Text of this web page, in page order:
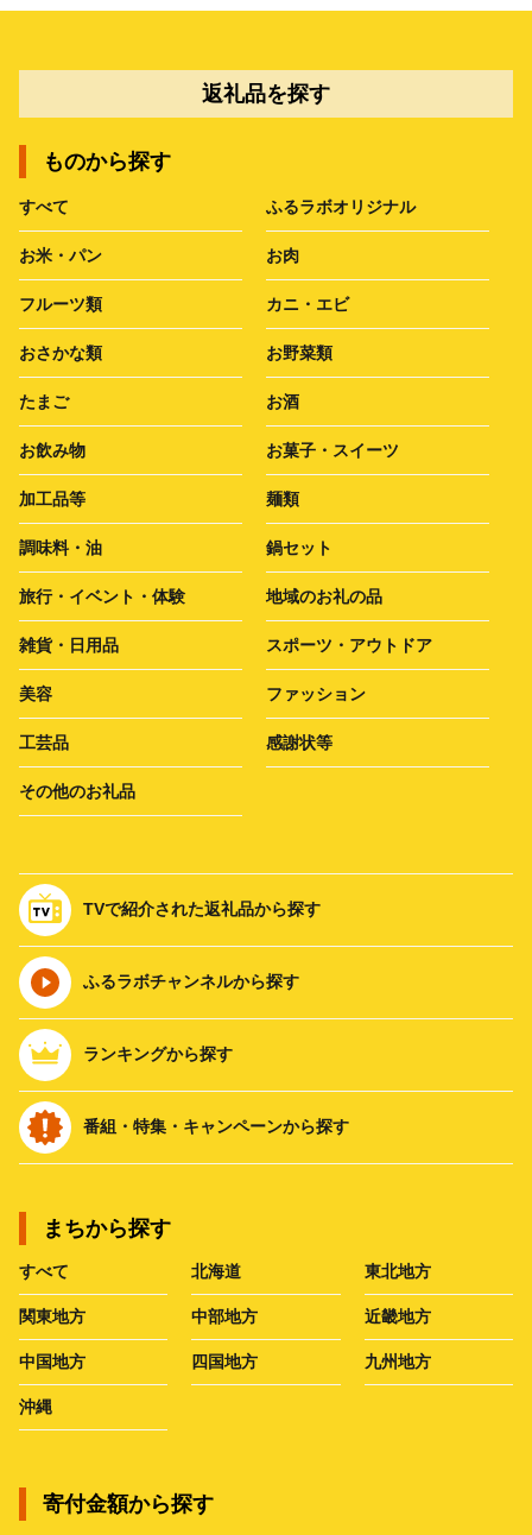
返礼品を探す
ものから探す
すべて ふるラボオリジナル
お米・パン お肉
フルーツ類 カニ・エビ
おさかな類 お野菜類
たまご お酒
お飲み物 お菓子・スイーツ
加工品等 麺類
調味料・油 鍋セット
旅行・イベント・体験 地域のお礼の品
雑貨・日用品 スポーツ・アウトドア
美容 ファッション
工芸品 感謝状等
その他のお礼品
TVで紹介された返礼品から探す
ふるラボチャンネルから探す
ランキングから探す
番組・特集・キャンペーンから探す
まちから探す
すべて 北海道 東北地方
関東地方 中部地方 近畿地方
中国地方 四国地方 九州地方
沖縄
寄付金額から探す